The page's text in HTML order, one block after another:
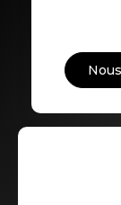
DISTANCE DE
RÉSULTATS DES